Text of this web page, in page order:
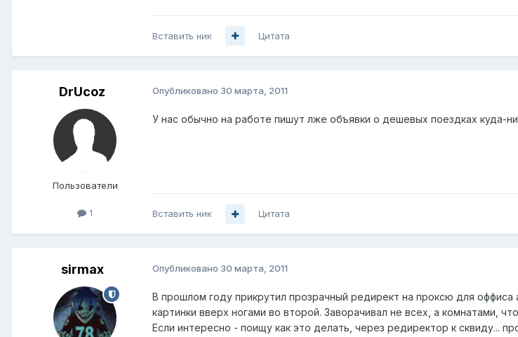
Вставить ник Цитата
DrUcoz
Пользователи
1
Опубликовано 30 марта, 2011
У нас обычно на работе пишут лже объявки о дешевых поездках куда-
Вставить ник Цитата
sirmax Опубликовано 30 марта, 2011
В прошлом году прикрутил прозрачный редирект на проксю для
картинки вверх ногами во второй. Заворачивал не всех, а комнатами,
Если интересно - поищу как это делать, через редиректор к сквиду...